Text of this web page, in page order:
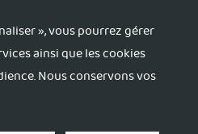
», vous pourrez gérer
ainsi que les cookies
Nous conservons vos